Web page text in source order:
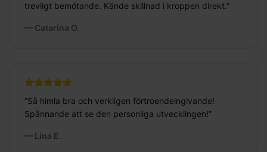
trevligt bemötande. Kände skillnad i kroppen direkt.”
— Catarina O.
“Så himla bra och verkligen förtroendeingivande!
Spännande att se den personliga utvecklingen!”
— Lina E.